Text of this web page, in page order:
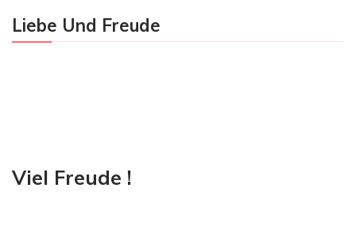
Liebe Und Freude
Viel Freude !